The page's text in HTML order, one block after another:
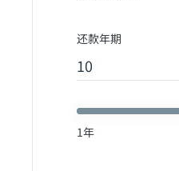
还款年期
1年